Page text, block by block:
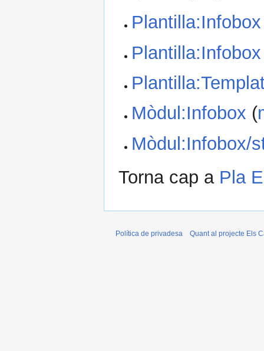
Plantilla:Infobox
Mòdul:Infobox (
Mòdul:Infobox/
Torna cap a Pla
Política de privadesa Quant al projecte Els